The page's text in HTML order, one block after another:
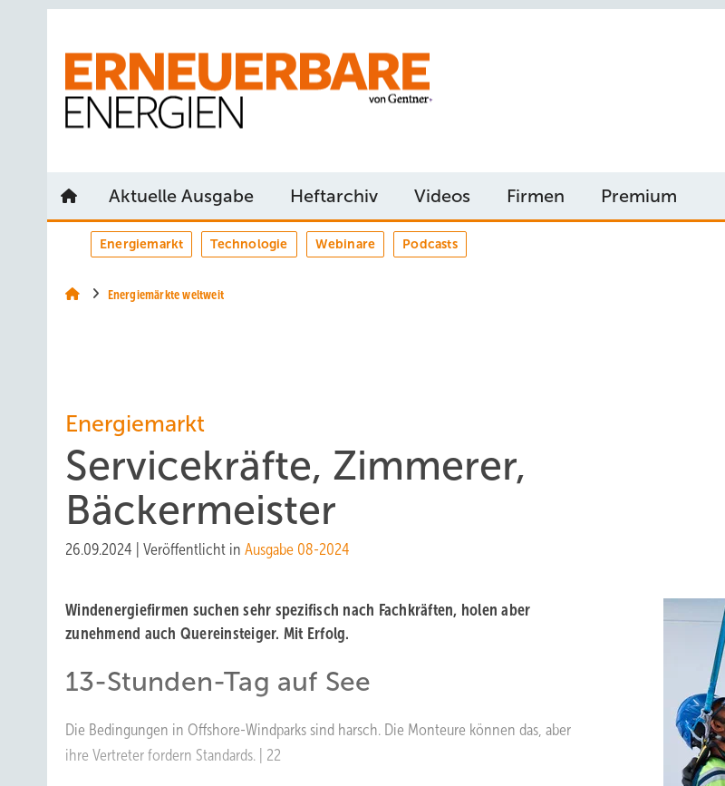
Aktuelle Ausgabe Heftarchiv Videos Firmen Premium
Energiemarkt Technologie Webinare Podcasts
Energiemärkte weltweit
Energiemarkt
Servicekräfte, Zimmerer,
Bäckermeister
26.09.2024 Veröffentlicht in Ausgabe 08-2024
Windenergiefirmen suchen sehr spezifisch nach Fachkräften, holen aber
zunehmend auch Quereinsteiger. Mit Erfolg.
13-Stunden-Tag auf See
Die Bedingungen in Offshore-Windparks sind harsch. Die Monteure können das, aber
ihre Vertreter fordern Standards. | 22